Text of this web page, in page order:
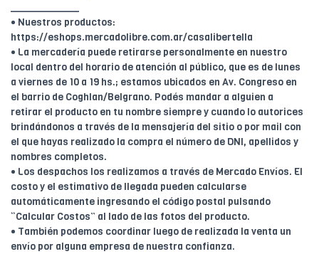
• Nuestros productos:
https://eshops.mercadolibre.com.ar/casalibertella
• La mercadería puede retirarse personalmente en nuestro
local dentro del horario de atención al público, que es de lunes
a viernes de 10 a 19 hs.; estamos ubicados en Av. Congreso en
el barrio de Coghlan/Belgrano. Podés mandar a alguien a
retirar el producto en tu nombre siempre y cuando lo autorices
brindándonos a través de la mensajería del sitio o por mail con
el que hayas realizado la compra el número de DNI, apellidos y
nombres completos.
• Los despachos los realizamos a través de Mercado Envíos. El
costo y el estimativo de llegada pueden calcularse
automáticamente ingresando el código postal pulsando
“Calcular Costos” al lado de las fotos del producto.
• También podemos coordinar luego de realizada la venta un
envío por alguna empresa de nuestra confianza.